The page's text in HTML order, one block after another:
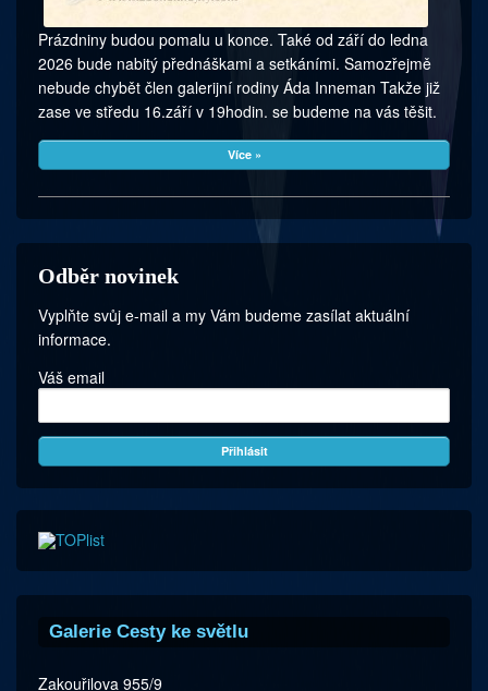
Prázdniny budou pomalu u konce. Také od září do ledna
2026 bude nabitý přednáškami a setkáními. Samozřejmě
nebude chybět člen galerijní rodiny Áda Inneman Takže již
zase ve středu 16.září v 19hodin. se budeme na vás těšit.
Více »
Odběr novinek
Vyplňte svůj e-mail a my Vám budeme zasílat aktuální
informace.
Váš email
Galerie Cesty ke světlu
Zakouřilova 955/9